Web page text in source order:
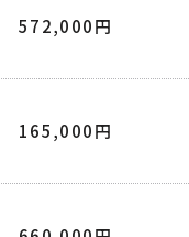
572,000円
165,000円